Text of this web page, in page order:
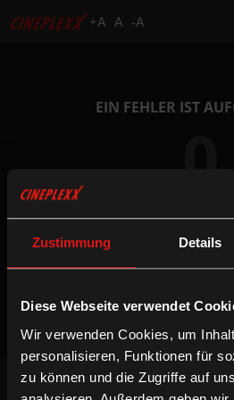
Zustimmung Details
Diese Webseite verwendet
Wir verwenden Cookies, um
personalisieren, Funktionen für
zu können und die Zugriffe auf
+A A -A
English
EIN FEHLER IST